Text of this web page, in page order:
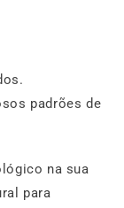
padrões de
na sua
para